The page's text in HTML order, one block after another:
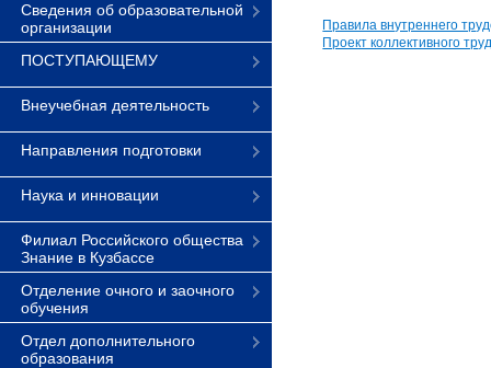
Сведения об образовательной
организации
ПОСТУПАЮЩЕМУ
Внеучебная деятельность
Направления подготовки
Наука и инновации
Филиал Российского общества
Знание в Кузбассе
Отделение очного и заочного
обучения
Отдел дополнительного
образования
Правила внутреннего
Проект коллективного